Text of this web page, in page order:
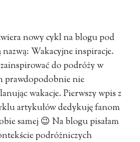
nowy cykl na blogu pod
Wakacyjne inspiracje.
do podróży w
prawdopodobnie nie
wakacje. Pierwszy wpis z
artykułów dedykuję fanom
samej 😉 Na blogu pisałam
podróżniczych